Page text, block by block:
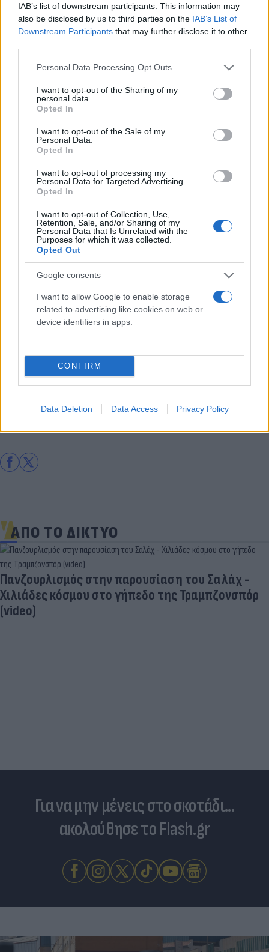
IAB’s list of downstream participants. This information may
also be disclosed by us to third parties on the IAB’s List of
Downstream Participants that may further disclose it to other
Please note that this website/app uses one or more Google
not limited to your visit or usage behaviour. You may click to
grant or deny consent to Google and its third-party tags to
use your data for below specified purposes in below Google
consent section.
Personal Data Processing Opt Outs
I want to opt-out of the Sharing of my
personal data.
Opted In
I want to opt-out of the Sale of my
Personal Data.
Opted In
I want to opt-out of processing my
Personal Data for Targeted Advertising.
Opted In
I want to opt-out of Collection, Use,
Retention, Sale, and/or Sharing of my
Personal Data that Is Unrelated with the
Purposes for which it was collected.
Opted Out
Google consents
I want to allow Google to enable storage
related to advertising like cookies on web or
device identifiers in apps.
CONFIRM
Data Deletion Data Access Privacy Policy
Κάνε κλικ και δες περισσότερο
Flash.grστην αναζήτηση τηςGoogle
Διάβασε περισσότερα
Πολιτική
Κυριάκος Μητσοτάκης
ΑΠΟ ΤΟ ΔΙΚΤΥΟ
Πανζουρλισμός στην παρουσίαση του Σαλάχ -
Χιλιάδες κόσμου στο γήπεδο της Τραμπζονσπόρ
(video)
Για να μην μένεις στο σκοτάδι...
ακολούθησε το Flash.gr